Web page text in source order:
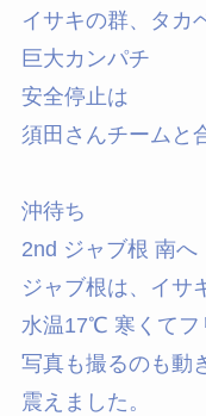
イサキの群、タカ
巨大カンパチ
安全停止は
須田さんチームと
沖待ち
2nd ジャブ根 南へ
ジャブ根は、イサ
水温17℃ 寒くてフ
写真も撮るのも動
震えました。